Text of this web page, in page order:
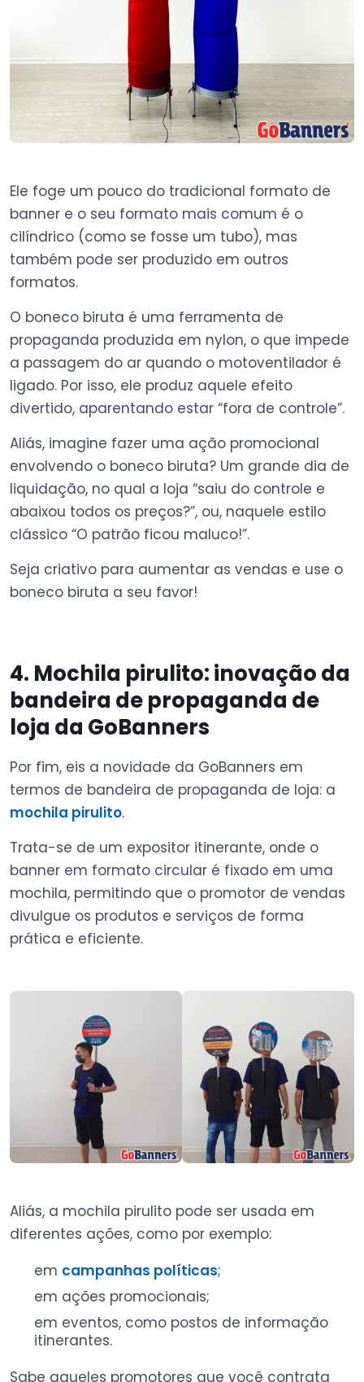
Ele foge um pouco do tradicional formato de
banner e o seu formato mais comum é o
cilíndrico (como se fosse um tubo), mas
também pode ser produzido em outros
formatos.
O boneco biruta é uma ferramenta de
propaganda produzida em nylon, o que impede
a passagem do ar quando o motoventilador é
ligado. Por isso, ele produz aquele efeito
divertido, aparentando estar “fora de controle”.
Aliás, imagine fazer uma ação promocional
envolvendo o boneco biruta? Um grande dia de
liquidação, no qual a loja “saiu do controle e
abaixou todos os preços?”, ou, naquele estilo
clássico “O patrão ficou maluco!”.
Seja criativo para aumentar as vendas e use o
boneco biruta a seu favor!
4. Mochila pirulito: inovação da
bandeira de propaganda de
loja da GoBanners
Por fim, eis a novidade da GoBanners em
termos de bandeira de propaganda de loja: a
mochila pirulito.
Trata-se de um expositor itinerante, onde o
banner em formato circular é fixado em uma
mochila, permitindo que o promotor de vendas
divulgue os produtos e serviços de forma
prática e eficiente.
Aliás, a mochila pirulito pode ser usada em
diferentes ações, como por exemplo:
em campanhas políticas;
em ações promocionais;
em eventos, como postos de informação
itinerantes.
Sabe aqueles promotores que você contrata